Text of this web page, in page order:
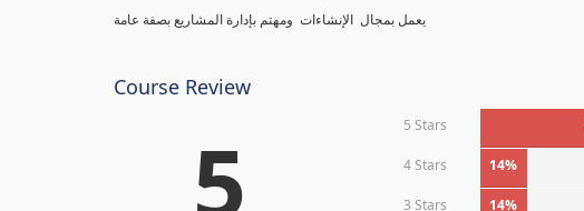
Course Review
5 5 Stars
4 Stars 14%
3 Stars 14%